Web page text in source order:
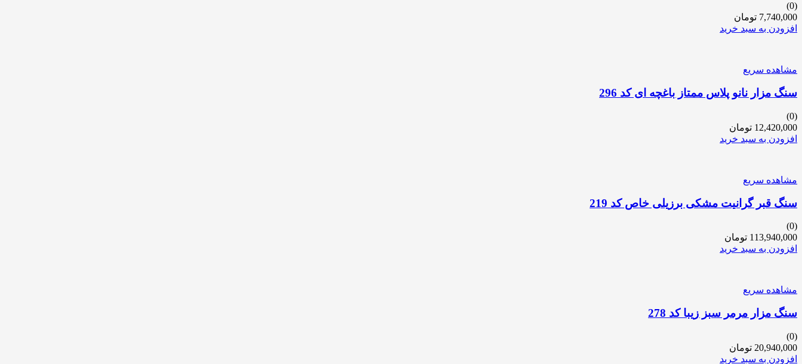
(0)
7,740,000 تومان
افزودن به سبد خرید
مشاهده سریع
سنگ مزار نانو پلاس ممتاز باغچه ای کد 296
(0)
12,420,000 تومان
افزودن به سبد خرید
مشاهده سریع
سنگ قبر گرانیت مشکی برزیلی خاص کد 219
(0)
113,940,000 تومان
افزودن به سبد خرید
مشاهده سریع
سنگ مزار مرمر سبز زیبا کد 278
(0)
20,940,000 تومان
افزودن به سبد خرید